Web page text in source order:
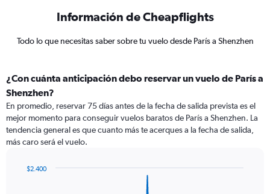
Información de Cheapflights
Todo lo que necesitas saber sobre tu vuelo desde París a Shenzhen
¿Con cuánta anticipación debo reservar un vuelo de París a
Shenzhen?
En promedio, reservar 75 días antes de la fecha de salida prevista es el
mejor momento para conseguir vuelos baratos de París a Shenzhen. La
tendencia general es que cuanto más te acerques a la fecha de salida,
más caro será el vuelo.
$2.400